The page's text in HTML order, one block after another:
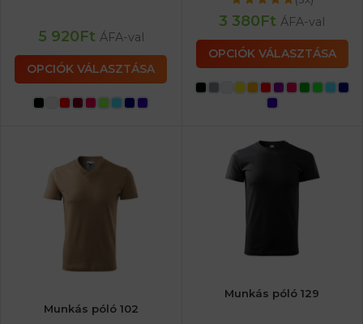
5 920Ft ÁFA-val
OPCIÓK VÁLASZTÁSA
3 380Ft ÁFA-val
OPCIÓK VÁLASZTÁSA
Munkás póló 102
Munkás póló 129